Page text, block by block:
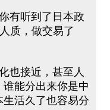
有听到了日本政
质，做交易了
也接近，甚至人
能分出来你是中
活久了也容易分